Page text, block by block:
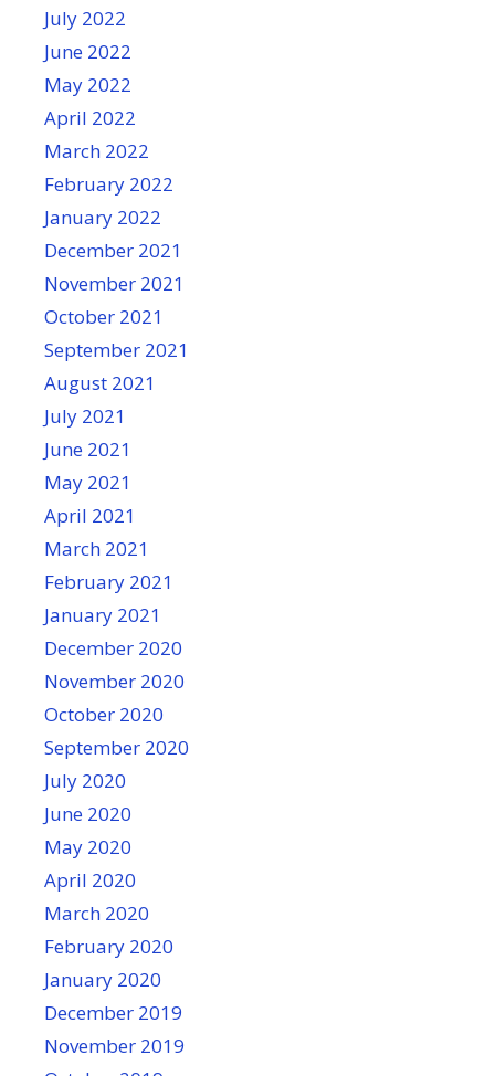
July 2022
June 2022
May 2022
April 2022
March 2022
February 2022
January 2022
December 2021
November 2021
October 2021
September 2021
August 2021
July 2021
June 2021
May 2021
April 2021
March 2021
February 2021
January 2021
December 2020
November 2020
October 2020
September 2020
July 2020
June 2020
May 2020
April 2020
March 2020
February 2020
January 2020
December 2019
November 2019